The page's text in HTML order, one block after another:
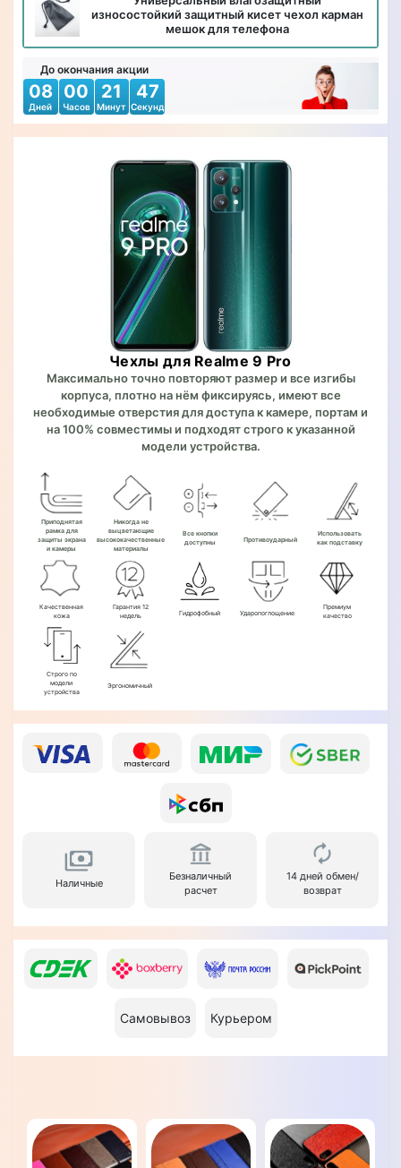
износостойкий защитный кисет чехол карман
мешок для телефона
До окончания акции
08
Дней
00
Часов
21
Минут
45
Секунд
Чехлы для Realme 9 Pro
Максимально точно повторяют размер и все изгибы
корпуса, плотно на нём фиксируясь, имеют все
необходимые отверстия для доступа к камере, портам и
на 100% совместимы и подходят строго к указанной
модели устройства.
Приподнятая
рамка для
защиты экрана
и камеры
Никогда не
выцветающие
высококачественные
материалы
Все кнопки
доступны
Противоударный
Использовать
как подставку
Качественная
кожа
Гарантия 12
недель
Гидрофобный Ударопоглощение
Премиум
качество
Строго по
модели
устройства
Эргономичный
Наличные
Безналичный
расчет
14 дней обмен/
возврат
Самовывоз Курьером